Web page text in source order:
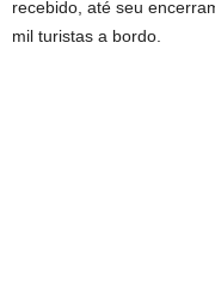
recebido, até seu
mil turistas a bordo.